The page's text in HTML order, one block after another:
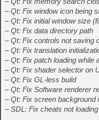
– Qt: Fix window icon being
– Qt: Fix initial window size
– Qt: Fix data directory path
– Qt: Fix controls not saving
– Qt: Fix translation
– Qt: Fix patch loading while
– Qt: Fix shader selector on
– Qt: Fix GL-less build
– Qt: Fix Software renderer
– Qt: Fix screen background
– SDL: Fix cheats not loading